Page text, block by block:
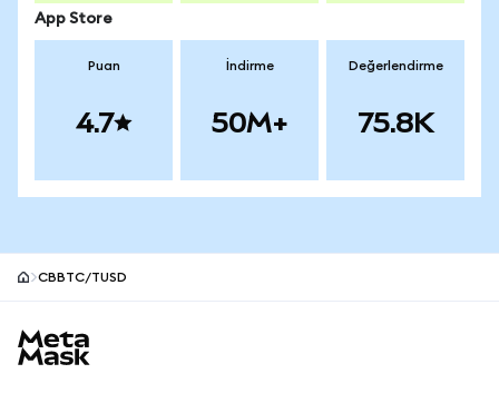
App Store
Puan
4.7
İndirme
50M+
Değerlendirme
75.8K
CBBTC/TUSD